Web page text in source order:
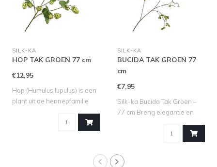
SILK-KA
HOP TAK GROEN 77 cm
€12,95
Hop (Humulus lupulus) is een
plant uit de hennepfamilie
SILK-KA
BUCIDA TAK GROEN 77
cm
€7,95
Silk-ka Bucida Tak Groen –
77 cm Breng elegantie en